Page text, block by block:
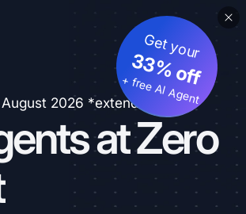
2026 *extended
at Zero
Get your
33% off
+ free AI Agent